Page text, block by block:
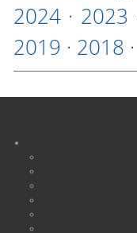
2024 · 2023
2019 · 2018 ·